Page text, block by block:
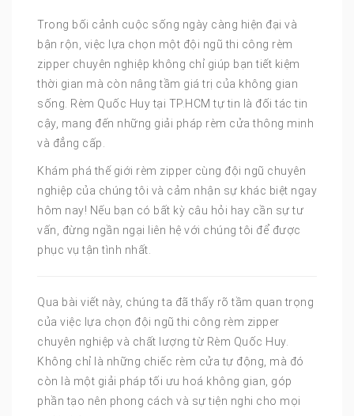
Trong bối cảnh cuộc sống ngày càng hiện đại và
bận rộn, việc lựa chọn một đội ngũ thi công rèm
zipper chuyên nghiệp không chỉ giúp bạn tiết kiệm
thời gian mà còn nâng tầm giá trị của không gian
sống. Rèm Quốc Huy tại TP.HCM tự tin là đối tác tin
cậy, mang đến những giải pháp rèm cửa thông minh
và đẳng cấp.
Khám phá thế giới rèm zipper cùng đội ngũ chuyên
nghiệp của chúng tôi và cảm nhận sự khác biệt ngay
hôm nay! Nếu bạn có bất kỳ câu hỏi hay cần sự tư
vấn, đừng ngần ngại liên hệ với chúng tôi để được
phục vụ tận tình nhất.
Qua bài viết này, chúng ta đã thấy rõ tầm quan trọng
của việc lựa chọn đội ngũ thi công rèm zipper
chuyên nghiệp và chất lượng từ Rèm Quốc Huy.
Không chỉ là những chiếc rèm cửa tự động, mà đó
còn là một giải pháp tối ưu hoá không gian, góp
phần tạo nên phong cách và sự tiện nghi cho mọi